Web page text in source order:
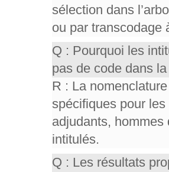
sélection dans
ou par transcodage
Q : Pourquoi les
pas de code dans
R : La
spécifiques pour
adjudants,
intitulés.
Q : Les résultats